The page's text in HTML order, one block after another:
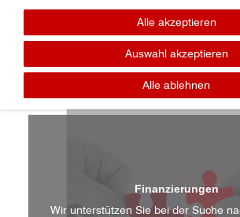
Vorführmaschinen
Wir stellen Ihnen kostenlos Demo-
Verfügung.
Finanzierungen
Wir unterstützen Sie bei der Suche
Alle akzeptieren
Auswahl akzeptieren
Alle ablehnen